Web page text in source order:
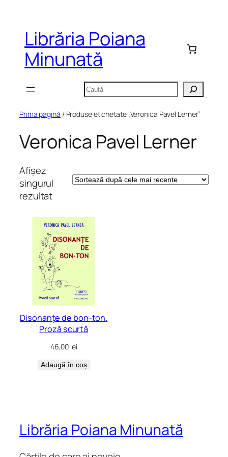
conținutLibrăria Poiana
Minunată
Caută
Prima pagină / Produse etichetate „Veronica Pavel Lerner”
Veronica Pavel Lerner
Afișez
singurul
rezultat
Disonanțe de bon-ton.
Proză scurtă
46,00 lei
Adaugă în coș
Librăria Poiana Minunată